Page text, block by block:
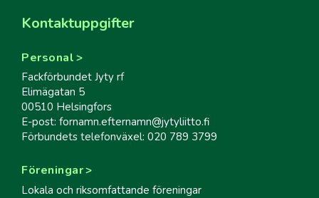
Kontaktuppgifter
Personal
Fackförbundet Jyty rf
Elimägatan 5
00510 Helsingfors
E-post: fornamn.efternamn@jytyliitto.fi
Förbundets telefonväxel: 020 789 3799
Föreningar
Lokala och riksomfattande föreningar